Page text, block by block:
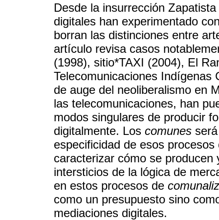
Desde la insurrección
digitales han experimentado
borran las distinciones entre
artículo revisa casos
(1998), sitio*TAXI (2004), El
Telecomunicaciones Indígenas
de auge del neoliberalismo en
las telecomunicaciones, han
modos singulares de producir
digitalmente. Los comunes
especificidad de esos
caracterizar cómo se
intersticios de la lógica de
en estos procesos de
como un presupuesto sino
mediaciones digitales.